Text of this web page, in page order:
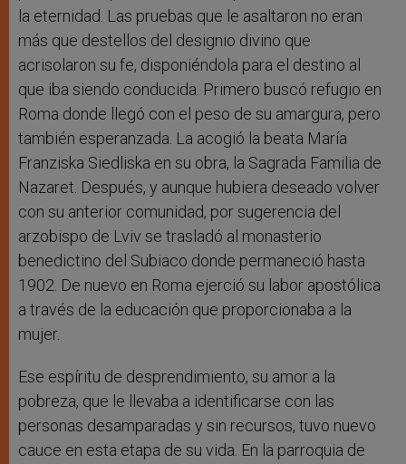
la eternidad. Las pruebas que le asaltaron no eran
más que destellos del designio divino que
acrisolaron su fe, disponiéndola para el destino al
que iba siendo conducida. Primero buscó refugio en
Roma donde llegó con el peso de su amargura, pero
también esperanzada. La acogió la beata María
Franziska Siedliska en su obra, la Sagrada Familia de
Nazaret. Después, y aunque hubiera deseado volver
con su anterior comunidad, por sugerencia del
arzobispo de Lviv se trasladó al monasterio
benedictino del Subiaco donde permaneció hasta
1902. De nuevo en Roma ejerció su labor apostólica
a través de la educación que proporcionaba a la
mujer.
Ese espíritu de desprendimiento, su amor a la
pobreza, que le llevaba a identificarse con las
personas desamparadas y sin recursos, tuvo nuevo
cauce en esta etapa de su vida. En la parroquia de